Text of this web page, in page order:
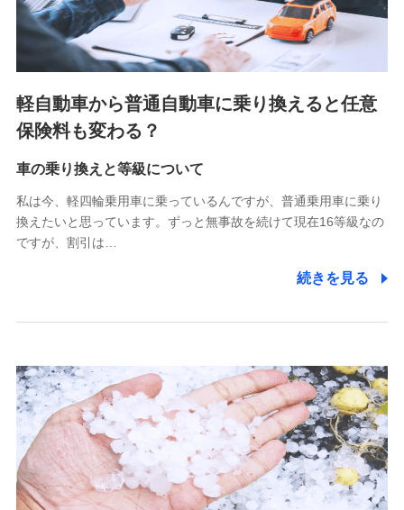
ssi.co.jp/)
SBIリスタ少額短期保険会社
(https://www.jishin.co.jp/)
スマートプラス少額短期保険株式会社
チューリッヒ少額短期保険株式会社
(https://www.zurichssi.co.jp/)
(https://www.tokiomarine-x.co.jp/)
(https://pshoken.co.jp/)
リトルファミリー少額短期保険株式会社
(https://www.littlefamily-ssi.com/)
郵便、電話、およびＥメール等により、当社と取引のあるも
た維持管理等の委託業務遂行のため、またそれらに付帯、関
連する当社および提携会社のサービスを案内、提供するため
（なお、当社は複数の保険会社と取引があり、取得した個人
情報を取引のある他の保険会社の商品・サービスをご提案す
るために利用させていただくことがあります。）
上記に係る連絡・手続き・管理等付帯業務を行うため
3.セミナー募集サイトから取得した個人情報
軽自動車から普通自動車に乗り換えると任意
保険料も変わる？
車の乗り換えと等級について
私は今、軽四輪乗用車に乗っているんですが、普通乗用車に乗り
換えたいと思っています。ずっと無事故を続けて現在16等級なの
ですが、割引は…
続きを見る